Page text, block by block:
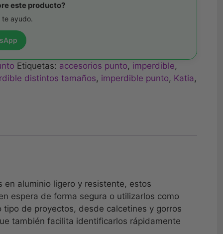
este producto?
te ayudo.
Etiquetas: accesorios punto, imperdible,
distintos tamaños, imperdible punto, Katia,
en aluminio ligero y resistente, estos
espera de forma segura o utilizarlos como
de proyectos, desde calcetines y gorros
también facilita identificarlos rápidamente